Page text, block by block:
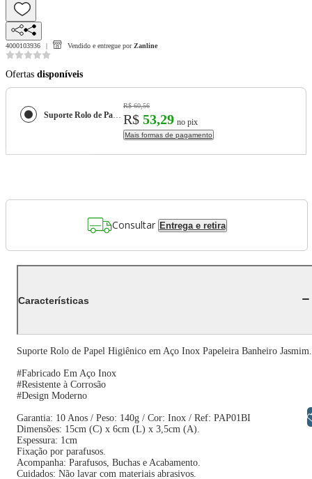
4000103936 Vendido e entregue por Zanline
Ofertas disponíveis
Suporte Rolo de Papel Higiênico em Aço Inox Papeleira Banheiro Jasmim
R$ 60,56
R$ 53,29 no pix
Mais formas de pagamento
Consultar Entrega e retira
Características
Suporte Rolo de Papel Higiênico em Aço Inox Papeleira Banheiro Jasmim.
#Fabricado Em Aço Inox
#Resistente à Corrosão
#Design Moderno
Garantia: 10 Anos / Peso: 140g / Cor: Inox / Ref: PAP01BI
Dimensões: 15cm (C) x 6cm (L) x 3,5cm (A).
Espessura: 1cm
Fixação por parafusos.
Acompanha: Parafusos, Buchas e Acabamento.
Cuidados: Não lavar com materiais abrasivos.